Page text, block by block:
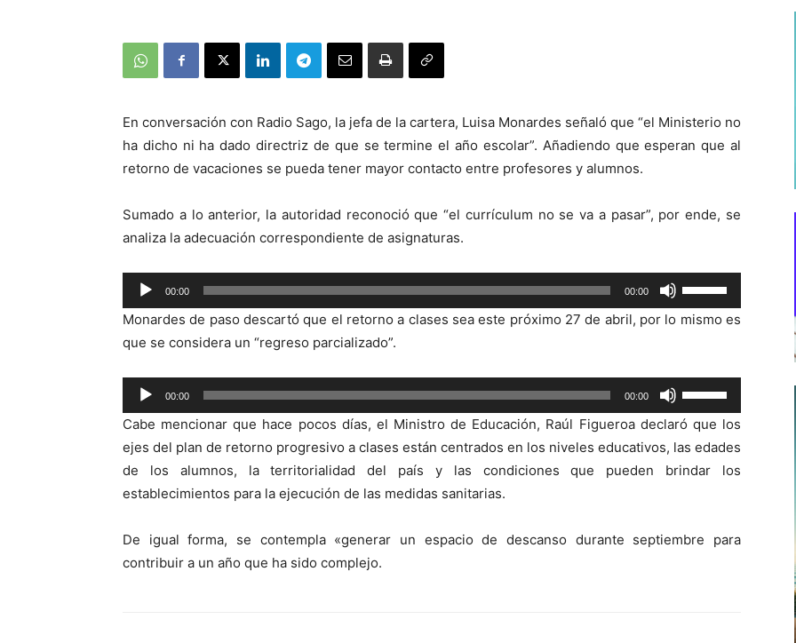
En conversación con Radio Sago, la jefa de la cartera, Luisa Monardes señaló que “el Ministerio no
ha dicho ni ha dado directriz de que se termine el año escolar”. Añadiendo que esperan que al
retorno de vacaciones se pueda tener mayor contacto entre profesores y alumnos.
Sumado a lo anterior, la autoridad reconoció que “el currículum no se va a pasar”, por ende, se
analiza la adecuación correspondiente de asignaturas.
Reproductor
de
audio
00:00 00:00
las
teclas
flecha
arriba/abajo
para
aumentar
o
volumen.
Monardes de paso descartó que el retorno a clases sea este próximo 27 de abril, por lo mismo es
que se considera un “regreso parcializado”.
Reproductor
de
audio
00:00 00:00
las
teclas
de
flecha
aumentar
Cabe mencionar que hace pocos días, el Ministro de Educación, Raúl Figueroa declaró que los
ejes del plan de retorno progresivo a clases están centrados en los niveles educativos, las edades
de los alumnos, la territorialidad del país y las condiciones que pueden brindar los
establecimientos para la ejecución de las medidas sanitarias.
De igual forma, se contempla «generar un espacio de descanso durante septiembre para
contribuir a un año que ha sido complejo.